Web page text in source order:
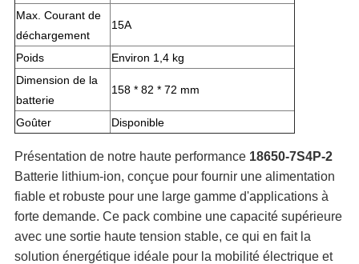
Max. Courant de
déchargement
15A
Poids
Environ 1,4 kg
Dimension de la
batterie
158 * 82 * 72 mm
Goûter Disponible
Présentation de notre haute performance 18650-7S4P-2
Batterie lithium-ion, conçue pour fournir une alimentation
fiable et robuste pour une large gamme d'applications à
forte demande. Ce pack combine une capacité supérieure
avec une sortie haute tension stable, ce qui en fait la
solution énergétique idéale pour la mobilité électrique et